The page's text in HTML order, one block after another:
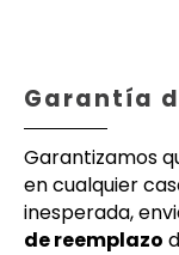
Garantía
Garantizamos
en cualquier
inesperada,
de reemplazo